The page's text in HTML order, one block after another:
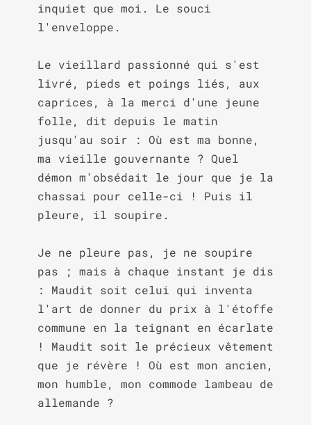
inquiet que moi. Le souci
l'enveloppe.
Le vieillard passionné qui s'est
livré, pieds et poings liés, aux
caprices, à la merci d'une jeune
folle, dit depuis le matin
jusqu'au soir : Où est ma bonne,
ma vieille gouvernante ? Quel
démon m'obsédait le jour que je la
chassai pour celle-ci ! Puis il
pleure, il soupire.
Je ne pleure pas, je ne soupire
pas ; mais à chaque instant je dis
: Maudit soit celui qui inventa
l'art de donner du prix à l'étoffe
commune en la teignant en écarlate
! Maudit soit le précieux vêtement
que je révère ! Où est mon ancien,
mon humble, mon commode lambeau de
allemande ?